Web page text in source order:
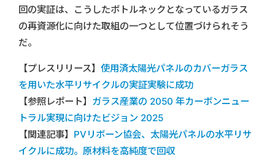
回の実証は、こうしたボトルネックとなっているガラス
の再資源化に向けた取組の一つとして位置づけられそう
だ。
【プレスリリース】 使用済太陽光パネルのカバーガラス
を用いた水平リサイクルの実証実験に成功
【参照レポート】 ガラス産業の 2050 年カーボンニュー
トラル実現に向けたビジョン 2025
【関連記事】 PVリボーン協会、太陽光パネルの水平リサ
イクルに成功。原材料を高純度で回収